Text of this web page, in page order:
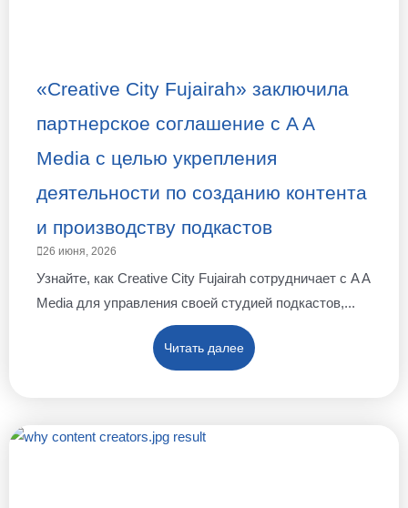
«Creative City Fujairah» заключила
партнерское соглашение с A A
Media с целью укрепления
деятельности по созданию контента
и производству подкастов
26 июня, 2026
Узнайте, как Creative City Fujairah сотрудничает с A A
Media для управления своей студией подкастов,...
Читать далее